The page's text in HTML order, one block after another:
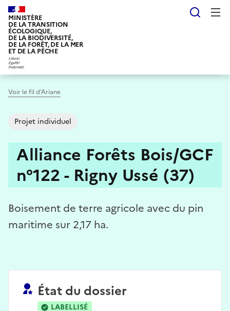
Aller
au
contenu
principal
MINISTÈRE
DE LA TRANSITION
ÉCOLOGIQUE,
DE LA BIODIVERSITÉ,
DE LA FORÊT, DE LA MER
ET DE LA PÊCHE
Voir le fil d'Ariane
Projet individuel
Alliance Forêts Bois/GCF
n°122 - Rigny Ussé (37)
Boisement de terre agricole avec du pin
maritime sur 2,17 ha.
État du dossier
LABELLISÉ